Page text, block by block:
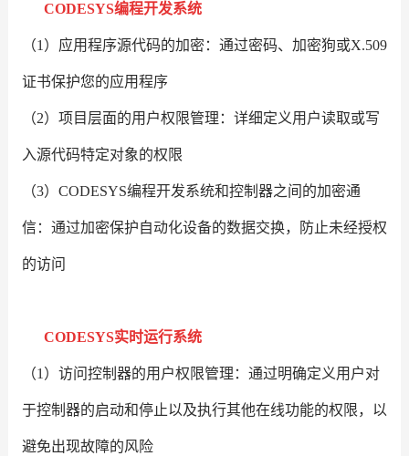
CODESYS编程开发系统
（1）应用程序源代码的加密：通过密码、加密狗或X.509
证书保护您的应用程序
（2）项目层面的用户权限管理：详细定义用户读取或写
入源代码特定对象的权限
（3）CODESYS编程开发系统和控制器之间的加密通
信：通过加密保护自动化设备的数据交换，防止未经授权
的访问
CODESYS实时运行系统
（1）访问控制器的用户权限管理：通过明确定义用户对
于控制器的启动和停止以及执行其他在线功能的权限，以
避免出现故障的风险